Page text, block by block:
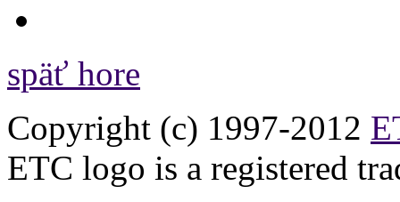
späť hore
Copyright (c) 1997-2012
ETC logo is a registered